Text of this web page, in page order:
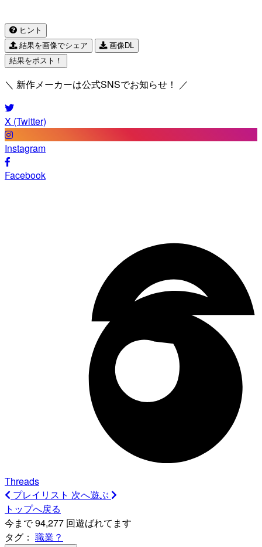
ヒント
結果を画像でシェア
画像DL
結果をポスト！
＼ 新作メーカーは公式SNSでお知らせ！ ／
X (Twitter)
Instagram
Facebook
Threads
プレイリスト 次へ遊ぶ
トップへ戻る
今まで 94,277 回遊ばれてます
タグ： 職業？